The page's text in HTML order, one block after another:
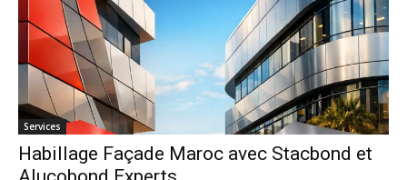
Services
Habillage Façade Maroc avec Stacbond et